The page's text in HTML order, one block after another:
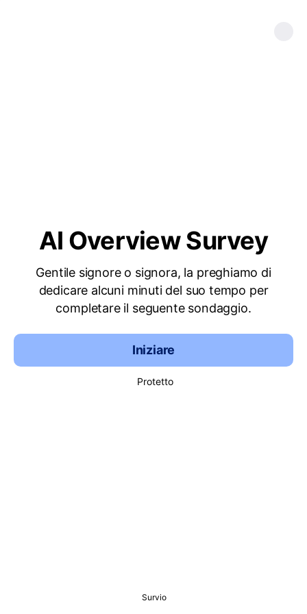
AI Overview Survey
Gentile signore o signora, la preghiamo di
dedicare alcuni minuti del suo tempo per
completare il seguente sondaggio.
Iniziare
Protetto
Survio